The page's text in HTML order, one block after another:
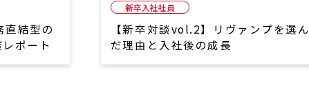
直結型の
ポート
新卒入社社員
【新卒対談vol.2】リヴァンプを選ん
だ理由と入社後の成長